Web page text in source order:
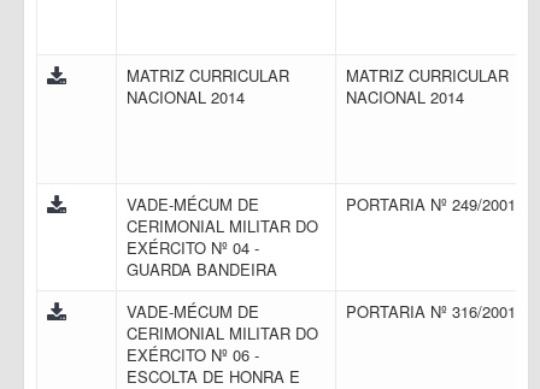
MATRIZ CURRICULAR
NACIONAL 2014
MATRIZ CURRICULAR
NACIONAL 2014
VADE-MÉCUM DE
CERIMONIAL MILITAR DO
EXÉRCITO Nº 04 -
GUARDA BANDEIRA
PORTARIA Nº 249/2001
VADE-MÉCUM DE
CERIMONIAL MILITAR DO
EXÉRCITO Nº 06 -
ESCOLTA DE HONRA E
PORTARIA Nº 316/2001